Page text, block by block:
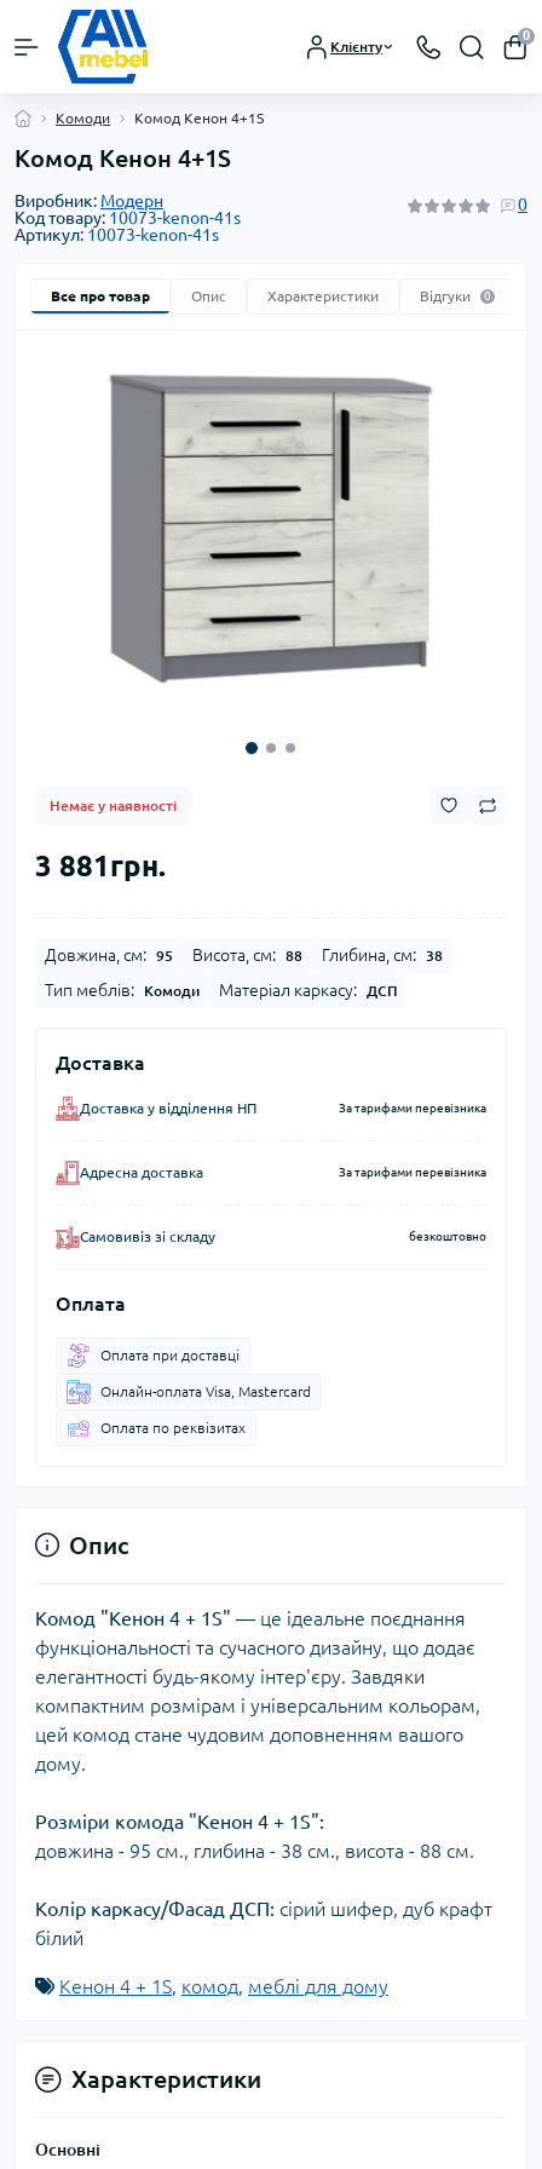
Клієнту
0
Комоди Комод Кенон 4+1S
Комод Кенон 4+1S
Виробник: Модерн
Код товару: 10073-kenon-41s
Артикул: 10073-kenon-41s
0
Все про товар Опис Характеристики Відгуки 0
Немає у наявності
3 881грн.
Довжина, см: 95 Висота, см: 88 Глибина, см: 38
Тип меблів: Комоди Матеріал каркасу: ДСП
Доставка
Доставка у відділення НП За тарифами перевізника
Адресна доставка За тарифами перевізника
Самовивіз зі складу безкоштовно
Оплата
Оплата при доставці
Онлайн-оплата Visa, Mastercard
Оплата по реквізитах
Опис
Комод "Кенон 4 + 1S" — це ідеальне поєднання
функціональності та сучасного дизайну, що додає
елегантності будь-якому інтер'єру. Завдяки
компактним розмірам і універсальним кольорам,
цей комод стане чудовим доповненням вашого
дому.
Розміри комода "Кенон 4 + 1S":
довжина - 95 см., глибина - 38 см., висота - 88 см.
Колір каркасу/Фасад ДСП: сірий шифер, дуб крафт
білий
Кенон 4 + 1S комод меблі для дому
Характеристики
Основні